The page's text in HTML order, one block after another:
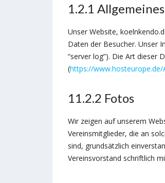
1.2.1 Allgemeines
Unser Website,
Daten der Besucher. Unser
“server log”). Die Art dieser
(https://
11.2.2 Fotos
Wir zeigen auf unserem
Vereinsmitglieder, die an
sind, grundsätzlich
Vereinsvorstand schriftlich